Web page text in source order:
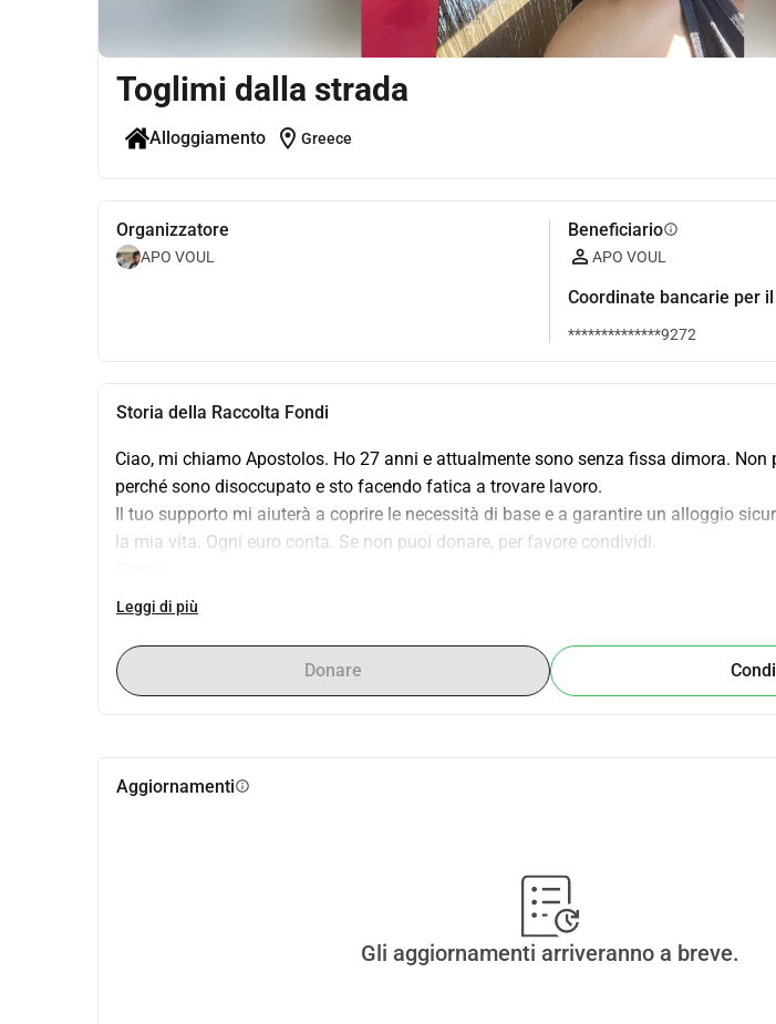
Toglimi dalla strada
Alloggiamento location_on Greece
Organizzatore
APO VOUL
Beneficiarioinfo
APO VOUL
Coordinate bancarie per
**************9272
Storia della Raccolta Fondi
Ciao, mi chiamo Apostolos. Ho 27 anni e attualmente sono senza fissa dimora.
perché sono disoccupato e sto facendo fatica a trovare lavoro.
Il tuo supporto mi aiuterà a coprire le necessità di base e a garantire un alloggio
la mia vita. Ogni euro conta. Se non puoi donare, per favore condividi.
Apostolos
Leggi di più
Donare
Aggiornamentiinfo
Gli aggiornamenti arriveranno a breve.